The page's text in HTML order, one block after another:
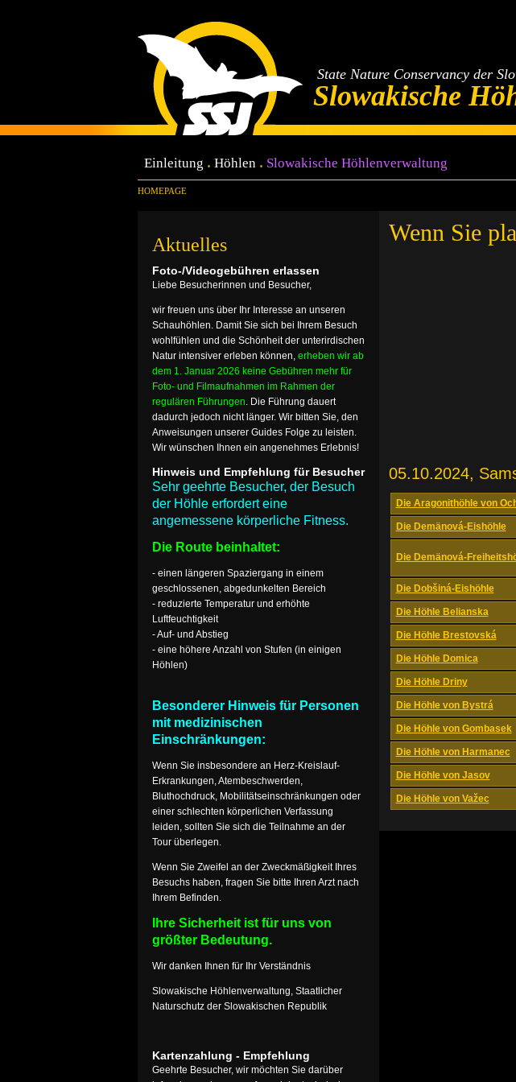
State Nature Conservancy der
Slowakische
Einleitung Höhlen Slowakische Höhlenverwaltung
HOMEPAGE
Wenn Sie
05.10.2024,
Die Aragonithöhle von
Die Demänová-Eishöhle
Die Demänová-
Die Dobšiná-Eishöhle
Die Höhle Belianska
Die Höhle Brestovská
Die Höhle Domica
Die Höhle Driny
Die Höhle von Bystrá
Die Höhle von Gombasek
Die Höhle von Harmanec
Die Höhle von Jasov
Die Höhle von Važec
Aktuelles
Foto-/Videogebühren erlassen
Liebe Besucherinnen und Besucher,
wir freuen uns über Ihr Interesse an unseren
Schauhöhlen. Damit Sie sich bei Ihrem Besuch
wohlfühlen und die Schönheit der unterirdischen
Natur intensiver erleben können, erheben wir ab
dem 1. Januar 2026 keine Gebühren mehr für
Foto- und Filmaufnahmen im Rahmen der
regulären Führungen. Die Führung dauert
dadurch jedoch nicht länger. Wir bitten Sie, den
Anweisungen unserer Guides Folge zu leisten.
Wir wünschen Ihnen ein angenehmes Erlebnis!
Hinweis und Empfehlung für Besucher
Sehr geehrte Besucher, der Besuch
der Höhle erfordert eine
angemessene körperliche Fitness.
Die Route beinhaltet:
- einen längeren Spaziergang in einem
geschlossenen, abgedunkelten Bereich
- reduzierte Temperatur und erhöhte
Luftfeuchtigkeit
- Auf- und Abstieg
- eine höhere Anzahl von Stufen (in einigen
Höhlen)
Besonderer Hinweis für Personen
mit medizinischen
Einschränkungen:
Wenn Sie insbesondere an Herz-Kreislauf-
Erkrankungen, Atembeschwerden,
Bluthochdruck, Mobilitätseinschränkungen oder
einer schlechten körperlichen Verfassung
leiden, sollten Sie sich die Teilnahme an der
Tour überlegen.
Wenn Sie Zweifel an der Zweckmäßigkeit Ihres
Besuchs haben, fragen Sie bitte Ihren Arzt nach
Ihrem Befinden.
Ihre Sicherheit ist für uns von
größter Bedeutung.
Wir danken Ihnen für Ihr Verständnis
Slowakische Höhlenverwaltung, Staatlicher
Naturschutz der Slowakischen Republik
Kartenzahlung - Empfehlung
Geehrte Besucher, wir möchten Sie darüber